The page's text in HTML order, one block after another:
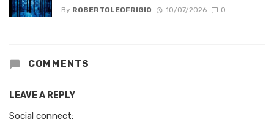
By ROBERTOLEOFRIGIO 10/07/2026 0
COMMENTS
LEAVE A REPLY
Social connect: